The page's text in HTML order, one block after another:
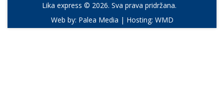
Lika express © 2026. Sva prava pridržana.
Web by: Palea Media | Hosting: WMD